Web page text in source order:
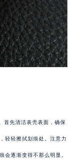
首先清洁表壳表面，确保
轻轻擦拭划痕处。注意力
会逐渐变得不那么明显。